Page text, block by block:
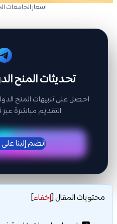
اسعار الجامعات
تحديثات المنح
احصل على تنبيهات المنح
التقديم مباشرة عبر
انضم إلينا على
محتويات المقال[إخفاء]